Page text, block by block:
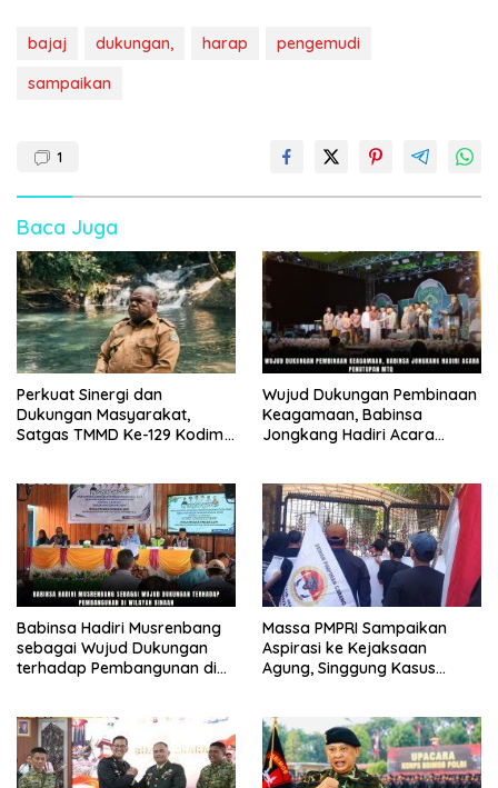
bajaj dukungan, harap
pengemudi
sampaikan
1
Baca Juga
Perkuat Sinergi dan
Dukungan Masyarakat,
Satgas TMMD Ke-129 Kodim
Forkopimda dan Tokoh Adat
Wujud Dukungan Pembinaan
Keagamaan, Babinsa
Jongkang Hadiri Acara
Babinsa Hadiri Musrenbang
sebagai Wujud Dukungan
terhadap Pembangunan di
Massa PMPRI Sampaikan
Aspirasi ke Kejaksaan
Agung, Singgung Kasus